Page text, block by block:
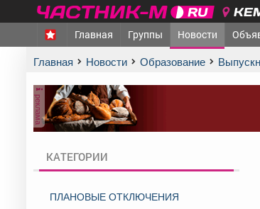
Главная Группы Новости
Главная Новости Образование
реклама
КАТЕГОРИИ
ПЛАНОВЫЕ ОТКЛЮЧЕНИЯ